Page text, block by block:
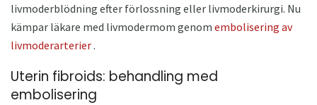
livmoderblödning efter förlossning eller livmoderkirurgi. Nu
kämpar läkare med livmodermom genom embolisering av
livmoderarterier.
Uterin fibroids: behandling med
embolisering